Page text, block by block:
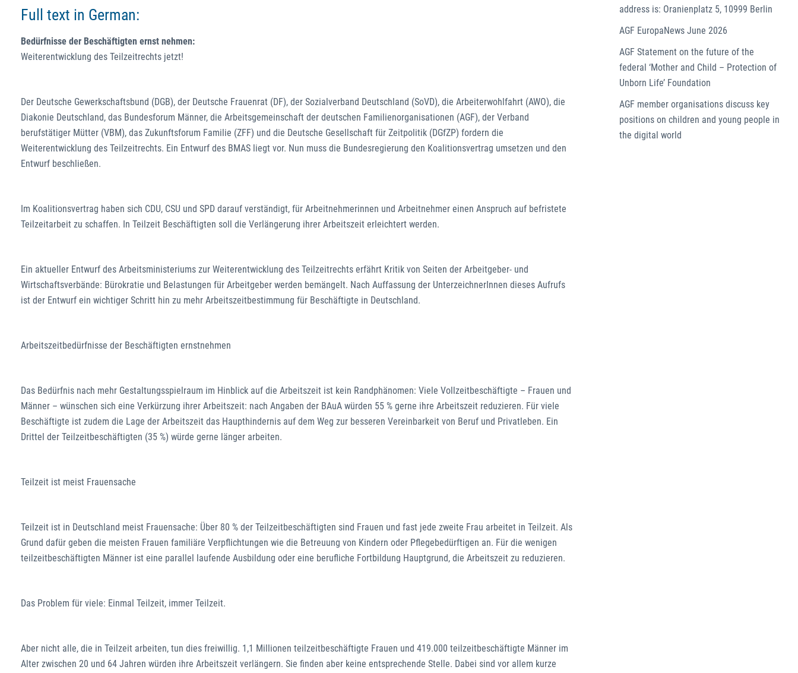
Full text in German:
Bedürfnisse der Beschäftigten ernst nehmen:
Weiterentwicklung des Teilzeitrechts jetzt!
Der Deutsche Gewerkschaftsbund (DGB), der Deutsche Frauenrat (DF), der Sozialverband Deutschland (SoVD), die Arbeiterwohlfahrt (AWO), die
Diakonie Deutschland, das Bundesforum Männer, die Arbeitsgemeinschaft der deutschen Familienorganisationen (AGF), der Verband
berufstätiger Mütter (VBM), das Zukunftsforum Familie (ZFF) und die Deutsche Gesellschaft für Zeitpolitik (DGfZP) fordern die
Weiterentwicklung des Teilzeitrechts. Ein Entwurf des BMAS liegt vor. Nun muss die Bundesregierung den Koalitionsvertrag umsetzen und den
Entwurf beschließen.
Im Koalitionsvertrag haben sich CDU, CSU und SPD darauf verständigt, für Arbeitnehmerinnen und Arbeitnehmer einen Anspruch auf befristete
Teilzeitarbeit zu schaffen. In Teilzeit Beschäftigten soll die Verlängerung ihrer Arbeitszeit erleichtert werden.
Ein aktueller Entwurf des Arbeitsministeriums zur Weiterentwicklung des Teilzeitrechts erfährt Kritik von Seiten der Arbeitgeber- und
Wirtschaftsverbände: Bürokratie und Belastungen für Arbeitgeber werden bemängelt. Nach Auffassung der UnterzeichnerInnen dieses Aufrufs
ist der Entwurf ein wichtiger Schritt hin zu mehr Arbeitszeitbestimmung für Beschäftigte in Deutschland.
Arbeitszeitbedürfnisse der Beschäftigten ernstnehmen
Das Bedürfnis nach mehr Gestaltungsspielraum im Hinblick auf die Arbeitszeit ist kein Randphänomen: Viele Vollzeitbeschäftigte – Frauen und
Männer – wünschen sich eine Verkürzung ihrer Arbeitszeit: nach Angaben der BAuA würden 55 % gerne ihre Arbeitszeit reduzieren. Für viele
Beschäftigte ist zudem die Lage der Arbeitszeit das Haupthindernis auf dem Weg zur besseren Vereinbarkeit von Beruf und Privatleben. Ein
Drittel der Teilzeitbeschäftigten (35 %) würde gerne länger arbeiten.
Teilzeit ist meist Frauensache
Teilzeit ist in Deutschland meist Frauensache: Über 80 % der Teilzeitbeschäftigten sind Frauen und fast jede zweite Frau arbeitet in Teilzeit. Als
Grund dafür geben die meisten Frauen familiäre Verpflichtungen wie die Betreuung von Kindern oder Pflegebedürftigen an. Für die wenigen
teilzeitbeschäftigten Männer ist eine parallel laufende Ausbildung oder eine berufliche Fortbildung Hauptgrund, die Arbeitszeit zu reduzieren.
Das Problem für viele: Einmal Teilzeit, immer Teilzeit.
Aber nicht alle, die in Teilzeit arbeiten, tun dies freiwillig. 1,1 Millionen teilzeitbeschäftigte Frauen und 419.000 teilzeitbeschäftigte Männer im
Alter zwischen 20 und 64 Jahren würden ihre Arbeitszeit verlängern. Sie finden aber keine entsprechende Stelle. Dabei sind vor allem kurze
address is: Oranienplatz 5, 10999 Berlin
AGF EuropaNews June 2026
AGF Statement on the future of the
federal ‘Mother and Child – Protection of
Unborn Life’ Foundation
AGF member organisations discuss key
positions on children and young people in
the digital world